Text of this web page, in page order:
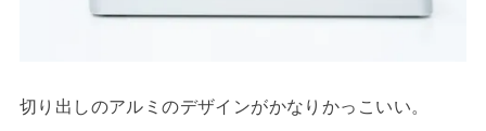
切り出しのアルミのデザインがかなりかっこいい。